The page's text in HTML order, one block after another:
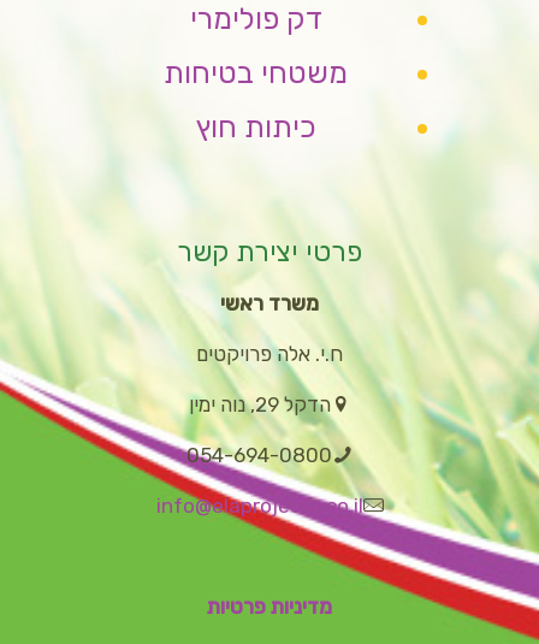
דק פולימרי
משטחי בטיחות
כיתות חוץ
פרטי יצירת קשר
משרד ראשי
ח.י. אלה פרויקטים
הדקל 29, נוה ימין
054-694-0800
info@elaprojects.co.il
מדיניות פרטיות